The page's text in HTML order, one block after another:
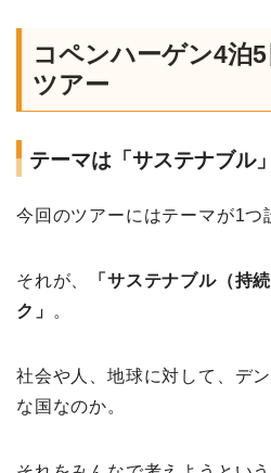
コペンハーゲン4泊
ツアー
テーマは「サステナブル」
今回のツアーにはテーマが1つ
それが、
「サステナブル（持
ク」
。
社会や人、地球に対して、デ
な国なのか。